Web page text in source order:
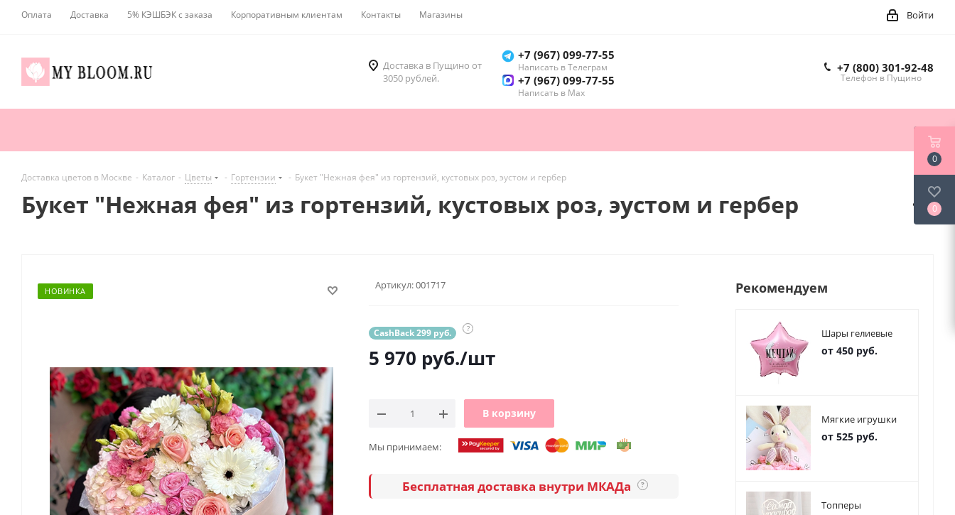
Оплата Доставка 5% КЭШБЭК с заказа Корпоративным клиентам Контакты Магазины Войти
Доставка в Пущино от
3050 рублей.
+7 (967) 099-77-55
Написать в Телеграм
+7 (967) 099-77-55
Написать в Мах
+7 (800) 301-92-48
Телефон в Пущино
Доставка цветов в Москве - Каталог - Цветы - Гортензии - Букет "Нежная фея" из гортензий, кустовых роз, эустом и гербер
Букет "Нежная фея" из гортензий, кустовых роз, эустом и гербер
НОВИНКА Артикул:001717
CashBack 299 руб. ?
5 970 руб./шт
В корзину
Мы принимаем:
Бесплатная доставка внутри МКАДа ?
Рекомендуем
Шары гелиевые
от 450 руб.
Мягкие игрушки
от 525 руб.
Топперы
0
0